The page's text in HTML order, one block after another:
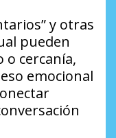
y otras
pueden
o cercanía,
emocional